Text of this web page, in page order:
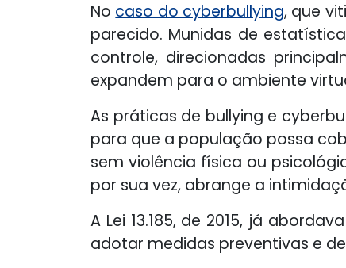
No caso do cyberbullying, que
parecido. Munidas de
controle, direcionadas
expandem para o ambiente
As práticas de bullying e
para que a população possa
sem violência física ou
por sua vez, abrange a
A Lei 13.185, de 2015, já
adotar medidas preventivas e